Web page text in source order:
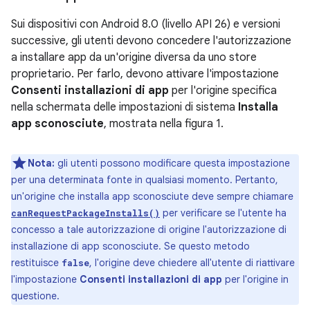
Sui dispositivi con Android 8.0 (livello API 26) e versioni
successive, gli utenti devono concedere l'autorizzazione
a installare app da un'origine diversa da uno store
proprietario. Per farlo, devono attivare l'impostazione
Consenti installazioni di app per l'origine specifica
nella schermata delle impostazioni di sistema Installa
app sconosciute, mostrata nella figura 1.
Nota: gli utenti possono modificare questa impostazione
per una determinata fonte in qualsiasi momento. Pertanto,
un'origine che installa app sconosciute deve sempre chiamare
canRequestPackageInstalls() per verificare se l'utente ha
concesso a tale autorizzazione di origine l'autorizzazione di
installazione di app sconosciute. Se questo metodo
restituisce false, l'origine deve chiedere all'utente di riattivare
l'impostazione Consenti installazioni di app per l'origine in
questione.